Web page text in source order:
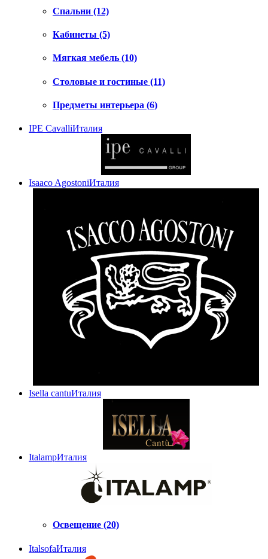
Спальни (12)
Кабинеты (5)
Мягкая мебель (10)
Столовые и гостиные (11)
Предметы интерьера (6)
IPE CavalliИталия
Isaaco AgostoniИталия
Isella cantuИталия
ItalampИталия
Освещение (20)
ItalsofaИталия